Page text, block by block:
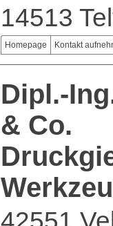
14513
Homepage Kontakt
Dipl.-
& Co.